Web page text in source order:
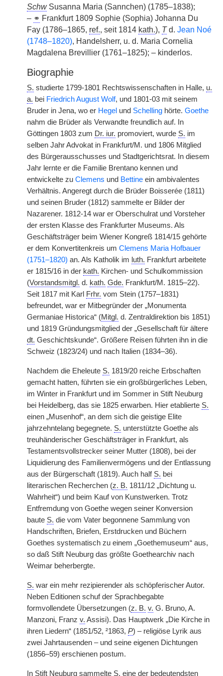
SchwSusanna Maria (Sannchen) (1785–1838);
– ⚭ Frankfurt 1809 Sophie (Sophia) Johanna Du
Fay (1786–1865, ref., seit 1814 kath.), Td. Jean Noé
(1748–1820), Handelsherr, u. d. Maria Cornelia
Magdalena Brevillier (1761–1825); – kinderlos.
Biographie
S. studierte 1799-1801 Rechtswissenschaften in Halle, u.
a. bei Friedrich August Wolf, und 1801-03 mit seinem
Bruder in Jena, wo er Hegel und Schelling hörte. Goethe
nahm die Brüder als Verwandte freundlich auf. In
Göttingen 1803 zum Dr. iur. promoviert, wurde S. im
selben Jahr Advokat in Frankfurt/M. und 1806 Mitglied
des Bürgerausschusses und Stadtgerichtsrat. In diesem
Jahr lernte er die Familie Brentano kennen und
entwickelte zu Clemens und Bettine ein ambivalentes
Verhältnis. Angeregt durch die Brüder Boisserée (1811)
und seinen Bruder (1812) sammelte er Bilder der
Nazarener. 1812-14 war er Oberschulrat und Vorsteher
der ersten Klasse des Frankfurter Museums. Als
Geschäftsträger beim Wiener Kongreß 1814/15 gehörte
er dem Konvertitenkreis um Clemens Maria Hofbauer
(1751–1820) an. Als Katholik im luth. Frankfurt arbeitete
er 1815/16 in der kath. Kirchen- und Schulkommission
(Vorstandsmitgl. d. kath. Gde. Frankfurt/M. 1815–22).
Seit 1817 mit Karl Frhr. vom Stein (1757–1831)
befreundet, war er Mitbegründer der „Monumenta
Germaniae Historica“ (Mitgl. d. Zentraldirektion bis 1851)
und 1819 Gründungsmitglied der „Gesellschaft für ältere
dt. Geschichtskunde“. Größere Reisen führten ihn in die
Schweiz (1823/24) und nach Italien (1834–36).
Nachdem die Eheleute S. 1819/20 reiche Erbschaften
gemacht hatten, führten sie ein großbürgerliches Leben,
im Winter in Frankfurt und im Sommer in Stift Neuburg
bei Heidelberg, das sie 1825 erwarben. Hier etablierte S.
einen „Musenhof“, an dem sich die geistige Elite
jahrzehntelang begegnete. S. unterstützte Goethe als
treuhänderischer Geschäftsträger in Frankfurt, als
Testamentsvollstrecker seiner Mutter (1808), bei der
Liquidierung des Familienvermögens und der Entlassung
aus der Bürgerschaft (1819). Auch half S. bei
literarischen Recherchen (z. B. 1811/12 „Dichtung u.
Wahrheit“) und beim Kauf von Kunstwerken. Trotz
Entfremdung von Goethe wegen seiner Konversion
baute S. die vom Vater begonnene Sammlung von
Handschriften, Briefen, Erstdrucken und Büchern
Goethes systematisch zu einem „Goethemuseum“ aus,
so daß Stift Neuburg das größte Goethearchiv nach
Weimar beherbergte.
S. war ein mehr rezipierender als schöpferischer Autor.
Neben Editionen schuf der Sprachbegabte
formvollendete Übersetzungen (z. B. v. G. Bruno, A.
Manzoni, Franz v. Assisi). Das Hauptwerk „Die Kirche in
ihren Liedern“ (1851/52, ²1863, P) – religiöse Lyrik aus
zwei Jahrtausenden – und seine eigenen Dichtungen
(1856–59) erschienen postum.
In Stift Neuburg sammelte S. eine der bedeutendsten